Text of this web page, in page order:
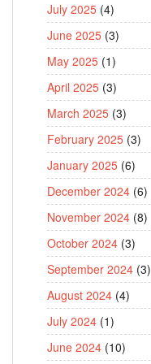
July 2025 (4)
June 2025 (3)
May 2025 (1)
April 2025 (3)
March 2025 (3)
February 2025 (3)
January 2025 (6)
December 2024 (6)
November 2024 (8)
October 2024 (3)
September 2024 (3)
August 2024 (4)
July 2024 (1)
June 2024 (10)